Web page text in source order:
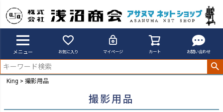
メニュー お気に入り マイページ カート お問い合わせ
King 撮影用品
撮影用品